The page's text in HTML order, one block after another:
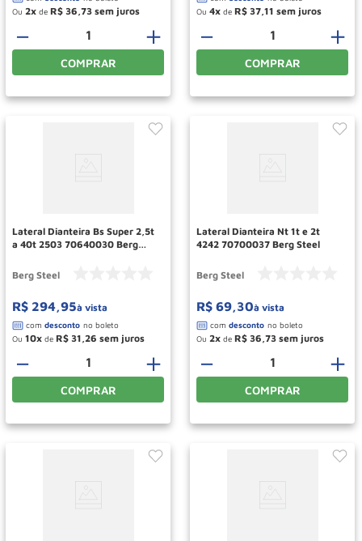
Ou 2 de R$ 36 73
＋
－
COMPRAR
Ou 4 de R$ 37 11
＋
－
COMPRAR
Lateral Dianteira Bs Super 2,5t
a 40t 2503 70640030 Berg
Berg Steel
R$ 294,95à vista
Ou 10 de R$ 31 26
＋
－
COMPRAR
Lateral Dianteira Nt 1t e 2t
4242 70700037 Berg Steel
Berg Steel
R$ 69,30à vista
Ou 2 de R$ 36 73
＋
－
COMPRAR